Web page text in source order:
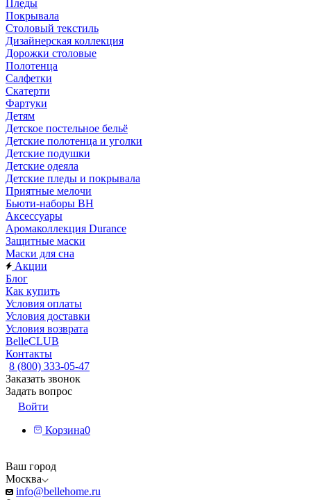
Пледы
Покрывала
Столовый текстиль
Дизайнерская коллекция
Дорожки столовые
Полотенца
Салфетки
Скатерти
Фартуки
Детям
Детское постельное бельё
Детские полотенца и уголки
Детские подушки
Детские одеяла
Детские пледы и покрывала
Приятные мелочи
Бьюти-наборы ВН
Аксессуары
Аромаколлекция Durance
Защитные маски
Маски для сна
Акции
Блог
Как купить
Условия оплаты
Условия доставки
Условия возврата
BelleCLUB
Контакты
8 (800) 333-05-47
Заказать звонок
Задать вопрос
Войти
Корзина0
Ваш город
Москва
info@bellehome.ru